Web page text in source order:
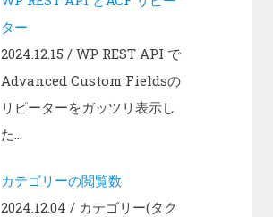
ター
2024.12.15 / WP REST API で
Advanced Custom Fieldsの
リピーターをガッツリ表示し
た...
カテゴリーの閲覧数
2024.12.04 / カテゴリー(タク